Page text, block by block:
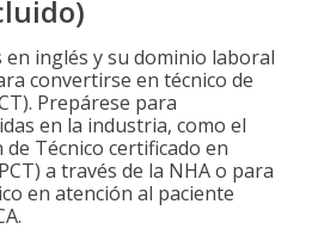
inglés y su dominio laboral
convertirse en técnico de
Prepárese para
en la industria, como el
Técnico certificado en
a través de la NHA o para
en atención al paciente